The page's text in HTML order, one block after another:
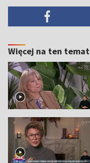
Więcej na ten temat